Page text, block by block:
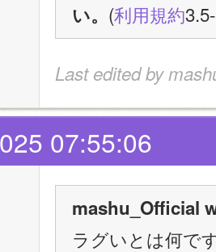
い。 (利用規約
Last edited by
07:55:06
mashu_Official
ラグいとは何で